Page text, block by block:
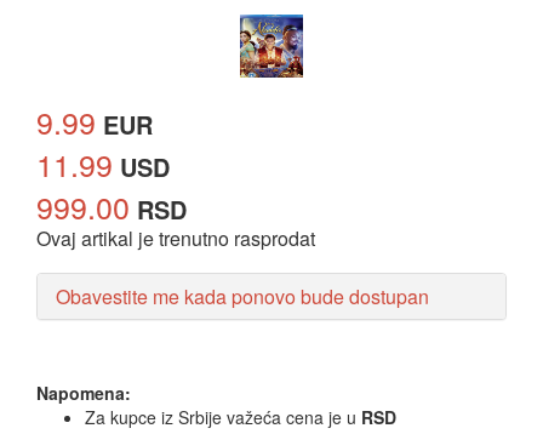
9.99 EUR
11.99 USD
999.00 RSD
Ovaj artikal je trenutno rasprodat
Obavestite me kada ponovo bude dostupan
Napomena:
Za kupce iz Srbije važeća cena je u RSD